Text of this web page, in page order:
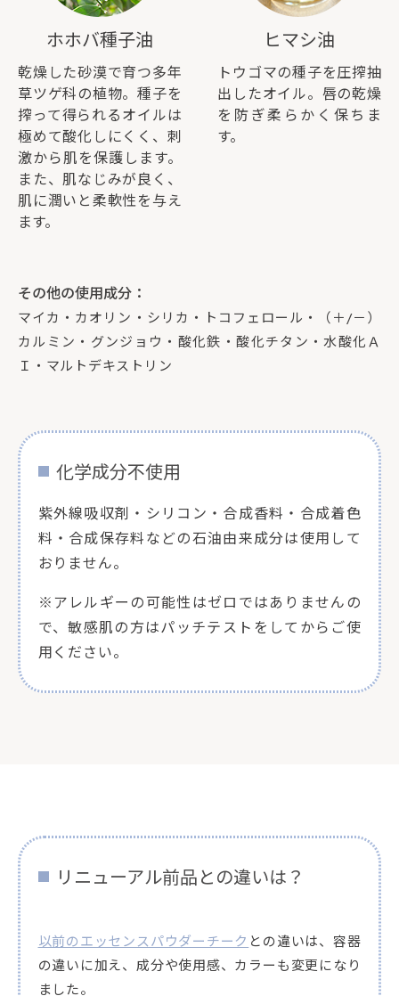
ホホバ種子油
乾燥した砂漠で育つ多年
草ツゲ科の植物。種子を
搾って得られるオイルは
極めて酸化しにくく、刺
激から肌を保護します。
また、肌なじみが良く、
肌に潤いと柔軟性を与え
ます。
ヒマシ油
トウゴマの種子を圧搾抽
出したオイル。唇の乾燥
を防ぎ柔らかく保ちま
す。
その他の使用成分：
マイカ・カオリン・シリカ・トコフェロール・（＋/－）
カルミン・グンジョウ・酸化鉄・酸化チタン・水酸化Ａ
Ｉ・マルトデキストリン
化学成分不使用
紫外線吸収剤・シリコン・合成香料・合成着色
料・合成保存料などの石油由来成分は使用して
おりません。
※アレルギーの可能性はゼロではありませんの
で、敏感肌の方はパッチテストをしてからご使
用ください。
リニューアル前品との違いは？
以前のエッセンスパウダーチーク との違いは、容器
の違いに加え、成分や使用感、カラーも変更になり
ました。